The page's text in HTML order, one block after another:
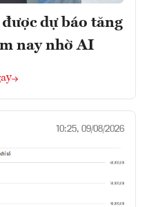
dự báo tăng
nay nhờ AI
10:25, 09/08/2026